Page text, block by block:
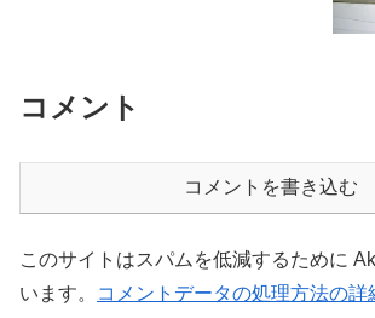
コメント
コメントを書き込む
このサイトはスパムを低減するために
います。
コメントデータの処理方法の詳